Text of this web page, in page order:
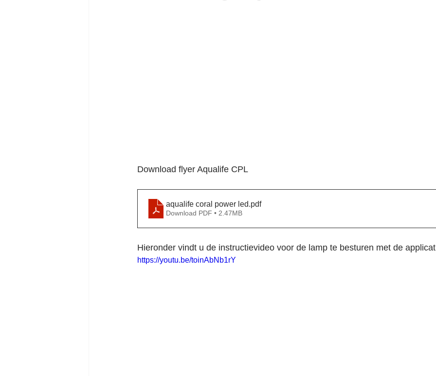
Download flyer Aqualife CPL
aqualife coral power led.pdf
Download PDF • 2.47MB
Hieronder vindt u de instructievideo voor de lamp te besturen met de
https://youtu.be/toinAbNb1rY